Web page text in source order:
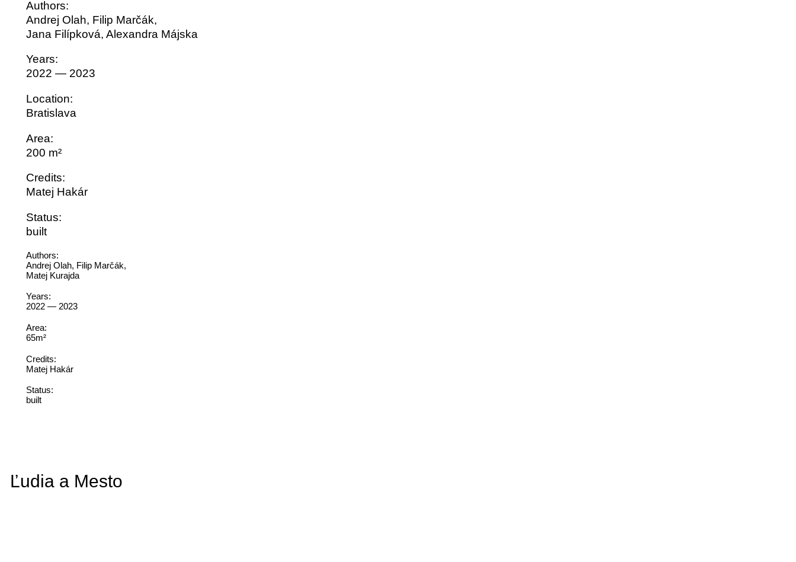
Authors:
Andrej Olah, Filip Marčák,
Jana Filípková, Alexandra Májska
Years:
2022 — 2023
Location:
Bratislava
Area:
200 m²
Credits:
Matej Hakár
Status:
built
Authors:
Andrej Olah, Filip Marčák,
Matej Kurajda
Years:
2022 — 2023
Area:
65m²
Credits:
Matej Hakár
Status:
built
Ľudia a Mesto